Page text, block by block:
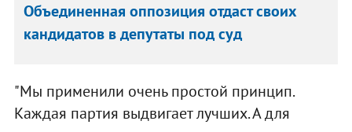
Объединенная оппозиция отдаст своих
кандидатов в депутаты под суд
"Мы применили очень простой принцип.
Каждая партия выдвигает лучших. А для